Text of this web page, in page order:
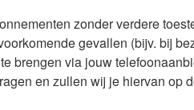
zonder verdere
gevallen (bijv. bij
brengen via jouw
en zullen wij je hiervan op